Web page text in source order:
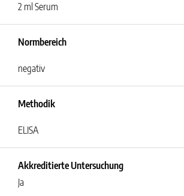
2 ml Serum
Normbereich
negativ
Methodik
ELISA
Akkreditierte Untersuchung
Ja